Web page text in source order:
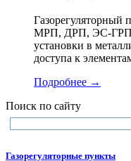
МРП, ДРП, ЭС-ГРПШ)
установки в
доступа к
Подробнее →
Поиск по сайту
Газорегуляторные пункты